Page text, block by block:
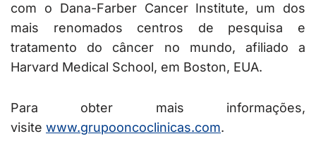
com o Dana-Farber Cancer Institute, um dos
mais renomados centros de pesquisa e
tratamento do câncer no mundo, afiliado a
Harvard Medical School, em Boston, EUA.
Para obter mais informações,
visite www.grupooncoclinicas.com.